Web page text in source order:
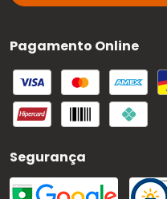
Pagamento Online
Segurança